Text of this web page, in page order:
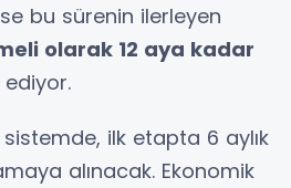
bu sürenin ilerleyen
olarak 12 aya kadar
sistemde, ilk etapta 6 aylık
alınacak. Ekonomik